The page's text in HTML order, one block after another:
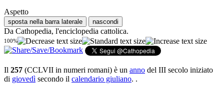
Aspetto
sposta nella barra laterale nascondi
Da Cathopedia, l'enciclopedia cattolica.
100%
Il 257 (CCLVII in numeri romani) è un anno del III secolo iniziato
di giovedì secondo il calendario giuliano. .